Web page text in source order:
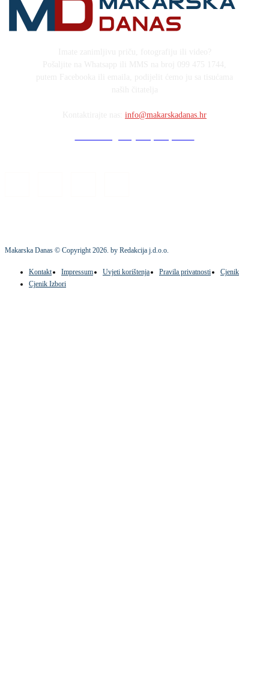
info@makarskadanas.hr
Makarska Danas © Copyright2026. by Redakcija j.d.o.o.
Kontakt Impressum Uvjeti korištenja Pravila privatnosti
Cjenik
Cjenik Izbori